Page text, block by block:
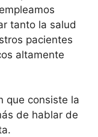
tanto la salud
pacientes
altamente
que consiste la
de hablar de